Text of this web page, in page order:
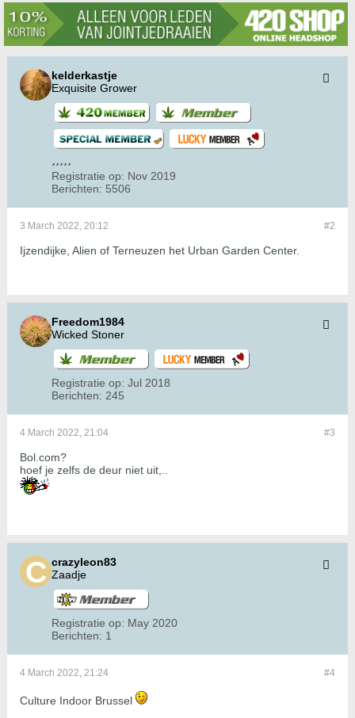
kelderkastje
Exquisite Grower
Registratie op: Nov 2019
Berichten: 5506
#2
3 March 2022, 20:12
Ijzendijke, Alien of Terneuzen het Urban Garden Center.
Freedom1984
Wicked Stoner
Registratie op: Jul 2018
Berichten: 245
#3
4 March 2022, 21:04
Bol.com?
hoef je zelfs de deur niet uit,..
crazyleon83
Zaadje
Registratie op: May 2020
Berichten: 1
#4
4 March 2022, 21:24
Culture Indoor Brussel